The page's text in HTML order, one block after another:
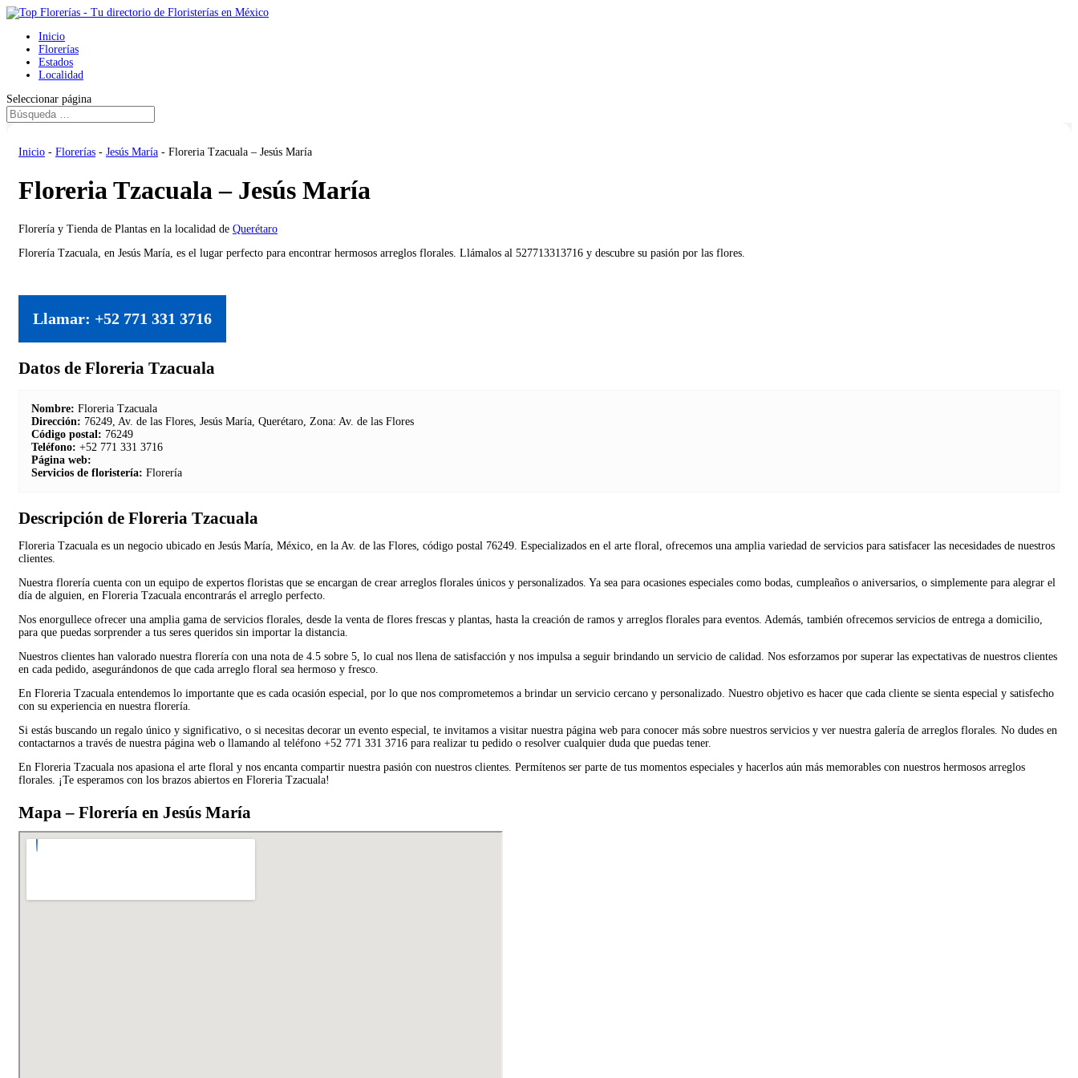
Inicio
Florerías
Estados
Localidad
Seleccionar página
Inicio - Florerías - Jesús María - Floreria Tzacuala – Jesús María
Floreria Tzacuala – Jesús María
Florería y Tienda de Plantas en la localidad de Querétaro
Florería Tzacuala, en Jesús María, es el lugar perfecto para encontrar hermosos arreglos florales. Llámalos al 527713313716 y descubre su pasión por las flores.
Llamar: +52 771 331 3716
Datos de Floreria Tzacuala
Nombre: Floreria Tzacuala
Dirección: 76249, Av. de las Flores, Jesús María, Querétaro, Zona: Av. de las Flores
Código postal: 76249
Teléfono: +52 771 331 3716
Página web:
Servicios de floristería: Florería
Descripción de Floreria Tzacuala
Floreria Tzacuala es un negocio ubicado en Jesús María, México, en la Av. de las Flores, código postal 76249. Especializados en el arte floral, ofrecemos una amplia variedad de servicios para satisfacer las necesidades de nuestros
clientes.
Nuestra florería cuenta con un equipo de expertos floristas que se encargan de crear arreglos florales únicos y personalizados. Ya sea para ocasiones especiales como bodas, cumpleaños o aniversarios, o simplemente para alegrar el
día de alguien, en Floreria Tzacuala encontrarás el arreglo perfecto.
Nos enorgullece ofrecer una amplia gama de servicios florales, desde la venta de flores frescas y plantas, hasta la creación de ramos y arreglos florales para eventos. Además, también ofrecemos servicios de entrega a domicilio,
para que puedas sorprender a tus seres queridos sin importar la distancia.
Nuestros clientes han valorado nuestra florería con una nota de 4.5 sobre 5, lo cual nos llena de satisfacción y nos impulsa a seguir brindando un servicio de calidad. Nos esforzamos por superar las expectativas de nuestros clientes
en cada pedido, asegurándonos de que cada arreglo floral sea hermoso y fresco.
En Floreria Tzacuala entendemos lo importante que es cada ocasión especial, por lo que nos comprometemos a brindar un servicio cercano y personalizado. Nuestro objetivo es hacer que cada cliente se sienta especial y satisfecho
con su experiencia en nuestra florería.
Si estás buscando un regalo único y significativo, o si necesitas decorar un evento especial, te invitamos a visitar nuestra página web para conocer más sobre nuestros servicios y ver nuestra galería de arreglos florales. No dudes en
contactarnos a través de nuestra página web o llamando al teléfono +52 771 331 3716 para realizar tu pedido o resolver cualquier duda que puedas tener.
En Floreria Tzacuala nos apasiona el arte floral y nos encanta compartir nuestra pasión con nuestros clientes. Permítenos ser parte de tus momentos especiales y hacerlos aún más memorables con nuestros hermosos arreglos
florales. ¡Te esperamos con los brazos abiertos en Floreria Tzacuala!
Mapa – Florería en Jesús María